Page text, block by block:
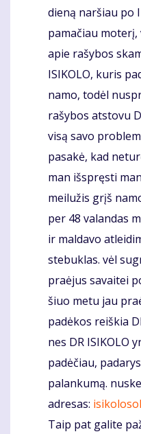
dieną naršiau po
pamačiau moterį,
apie rašybos
ISIKOLO, kuris
namo, todėl
rašybos atstovu
visą savo
pasakė, kad
man išspręsti
meilužis grįš
per 48 valandas
ir maldavo
stebuklas. vėl
praėjus savaitei
šiuo metu jau
padėkos reiškia
nes DR ISIKOLO
padėčiau,
palankumą.
adresas:
Taip pat galite